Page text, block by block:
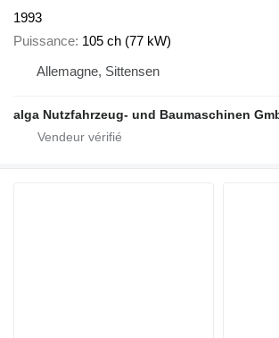
1993
Puissance 105 ch (77 kW)
Allemagne, Sittensen